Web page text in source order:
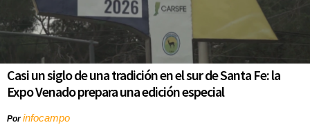
Casi un siglo de una tradición en el sur de Santa Fe: la
Expo Venado prepara una edición especial
Porinfocampo